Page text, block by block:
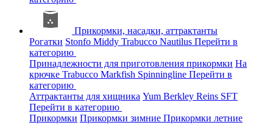
Прикормки, насадки, аттрактанты
Рогатки Stonfo Middy Trabucco Nautilus Перейти в
категорию
Принадлежности для приготовления прикормки На
крючке Trabucco Markfish Spinningline Перейти в
категорию
Аттрактанты для хищника Yum Berkley Reins SFT
Перейти в категорию
Прикормки Прикормки зимние Прикормки летние